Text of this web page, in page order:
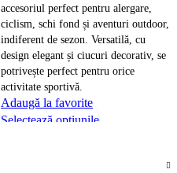
a
fost:
120,00 lei.
este:
100,00 lei.
accesoriul perfect pentru alergare,
ciclism, schi fond și aventuri outdoor,
indiferent de sezon. Versatilă, cu
design elegant și ciucuri decorativ, se
potrivește perfect pentru orice
activitate sportivă.
Adaugă la favorite
Selectează opțiunileAcest